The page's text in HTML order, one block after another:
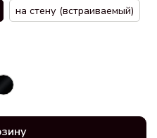
на стену (встраиваемый)